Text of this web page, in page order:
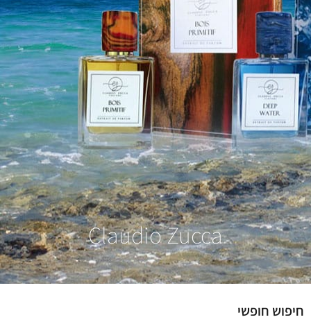
Claudio Zucca
חיפוש חופשי